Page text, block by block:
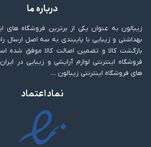
درباره ما
زیبالون به عنوان یکی از برترین فروشگاه های
بازگشت کالا و تضمین اصالت کالا موفق شده
فروشگاه اینترنتی لوازم آرایشی و زیبایی در
های فروشگاه اینترنتی زیبالون …
نماد اعتماد